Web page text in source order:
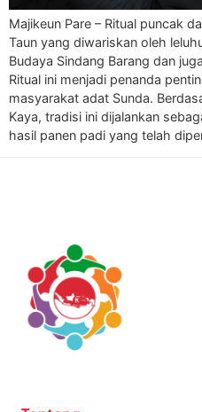
Majikeun Pare – Ritual puncak
Taun yang diwariskan oleh
Budaya Sindang Barang dan
Ritual ini menjadi penanda
masyarakat adat Sunda.
Kaya, tradisi ini dijalankan
hasil panen padi yang telah